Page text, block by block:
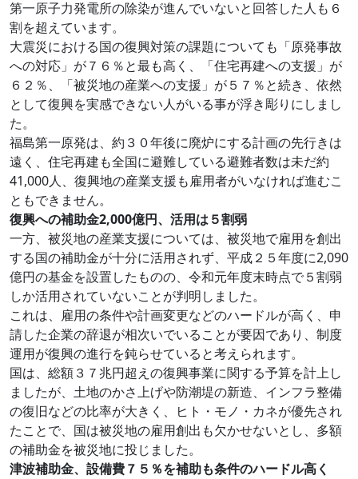
第一原子力発電所の除染が進んでいないと回答した人も６
割を超えています。
大震災における国の復興対策の課題についても「原発事故
への対応」が７６％と最も高く、「住宅再建への支援」が
６２％、「被災地の産業への支援」が５７％と続き、依然
として復興を実感できない人がいる事が浮き彫りにしまし
た。
福島第一原発は、約３０年後に廃炉にする計画の先行きは
遠く、住宅再建も全国に避難している避難者数は未だ約
41,000人、復興地の産業支援も雇用者がいなければ進むこ
ともできません。
復興への補助金2,000億円、活用は５割弱
一方、被災地の産業支援については、被災地で雇用を創出
する国の補助金が十分に活用されず、平成２５年度に2,090
億円の基金を設置したものの、令和元年度末時点で５割弱
しか活用されていないことが判明しました。
これは、雇用の条件や計画変更などのハードルが高く、申
請した企業の辞退が相次いでいることが要因であり、制度
運用が復興の進行を鈍らせていると考えられます。
国は、総額３７兆円超えの復興事業に関する予算を計上し
ましたが、土地のかさ上げや防潮堤の新造、インフラ整備
の復旧などの比率が大きく、ヒト・モノ・カネが優先され
たことで、国は被災地の雇用創出も欠かせないとし、多額
の補助金を被災地に投じました。
津波補助金、設備費７５％を補助も条件のハードル高く